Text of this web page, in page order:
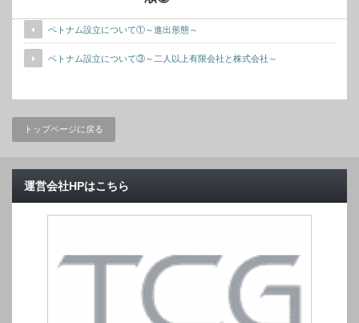
ベトナム設立について①～進出形態～
ベトナム設立について③～二人以上有限会社と株式会社～
トップページに戻る
運営会社HPはこちら